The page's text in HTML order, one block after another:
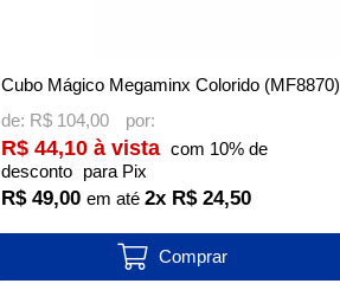
Cubo Mágico Megaminx Colorido (MF8870)
de: R$ 104,00
R$ 49,00 2x R$ 24,50
R$ 44,10 à vista com 10% de
desconto para Pix